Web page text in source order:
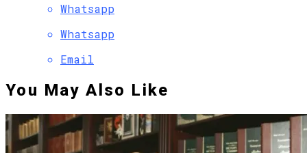
Whatsapp
Whatsapp
Email
You May Also Like